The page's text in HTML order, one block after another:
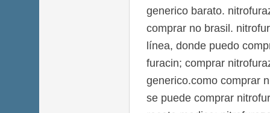
generico barato.
comprar no brasil.
línea, donde puedo
furacin; comprar
generico.como comprar
se puede comprar